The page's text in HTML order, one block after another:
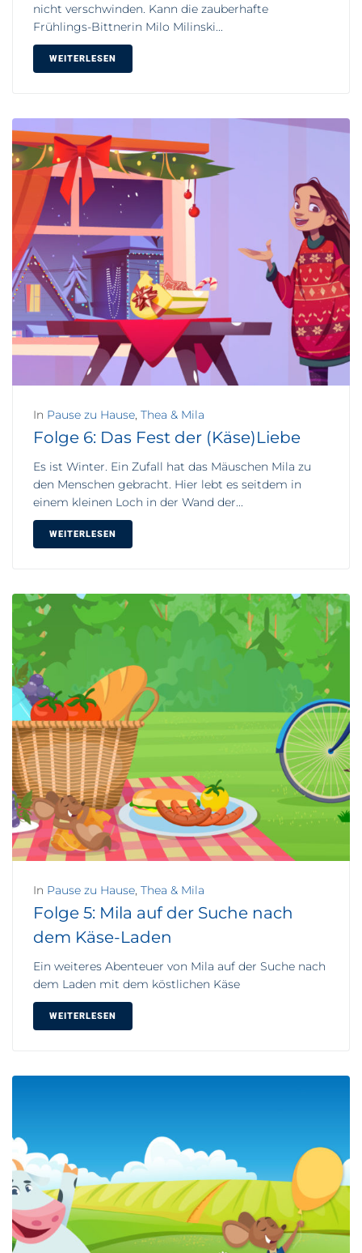
nicht verschwinden. Kann die zauberhafte
Frühlings-Bittnerin Milo Milinski...
WEITERLESEN
In Pause zu Hause, Thea & Mila
Folge 6: Das Fest der (Käse)Liebe
Es ist Winter. Ein Zufall hat das Mäuschen Mila zu
den Menschen gebracht. Hier lebt es seitdem in
einem kleinen Loch in der Wand der...
WEITERLESEN
In Pause zu Hause, Thea & Mila
Folge 5: Mila auf der Suche nach
dem Käse-Laden
Ein weiteres Abenteuer von Mila auf der Suche nach
dem Laden mit dem köstlichen Käse
WEITERLESEN